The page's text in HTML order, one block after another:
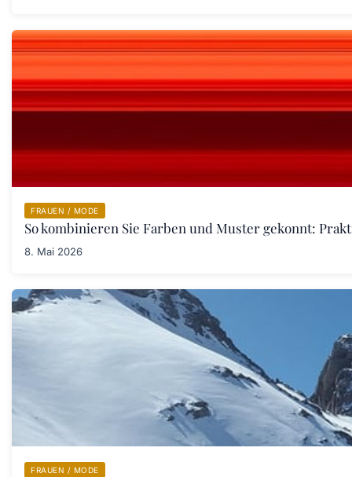
FRAUEN / MODE
So kombinieren Sie Farben und Muster gekonnt:
8. Mai 2026
FRAUEN / MODE